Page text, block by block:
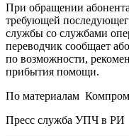
При обращении
требующей
службы со службами
переводчик сообщает
по возможности,
прибытия помощи.
По материалам
Пресс служба УПЧ в РИ